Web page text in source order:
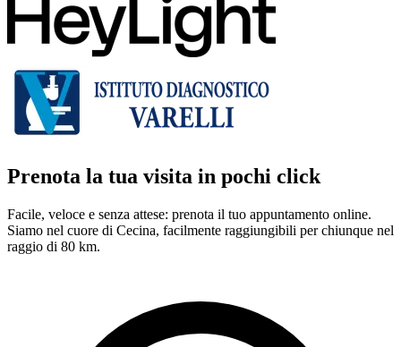
Prenota la tua visita in pochi click
Facile, veloce e senza attese: prenota il tuo appuntamento online.
Siamo nel cuore di Cecina, facilmente raggiungibili per chiunque nel
raggio di 80 km.